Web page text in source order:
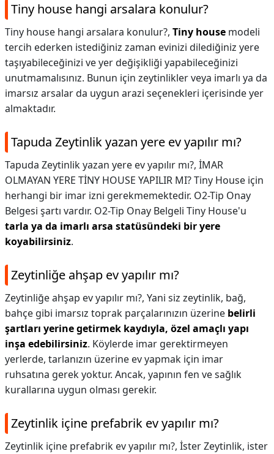
Tiny house hangi arsalara konulur?
Tiny house hangi arsalara konulur?, Tiny house modeli
tercih ederken istediğiniz zaman evinizi dilediğiniz yere
taşıyabileceğinizi ve yer değişikliği yapabileceğinizi
unutmamalısınız. Bunun için zeytinlikler veya imarlı ya da
imarsız arsalar da uygun arazi seçenekleri içerisinde yer
almaktadır.
Tapuda Zeytinlik yazan yere ev yapılır mı?
Tapuda Zeytinlik yazan yere ev yapılır mı?, İMAR
OLMAYAN YERE TİNY HOUSE YAPILIR MI? Tiny House için
herhangi bir imar izni gerekmemektedir. O2-Tip Onay
Belgesi şartı vardır. O2-Tip Onay Belgeli Tiny House'u
tarla ya da imarlı arsa statüsündeki bir yere
koyabilirsiniz.
Zeytinliğe ahşap ev yapılır mı?
Zeytinliğe ahşap ev yapılır mı?, Yani siz zeytinlik, bağ,
bahçe gibi imarsız toprak parçalarınızın üzerine belirli
şartları yerine getirmek kaydıyla, özel amaçlı yapı
inşa edebilirsiniz. Köylerde imar gerektirmeyen
yerlerde, tarlanızın üzerine ev yapmak için imar
ruhsatına gerek yoktur. Ancak, yapının fen ve sağlık
kurallarına uygun olması gerekir.
Zeytinlik içine prefabrik ev yapılır mı?
Zeytinlik içine prefabrik ev yapılır mı?, İster Zeytinlik, ister